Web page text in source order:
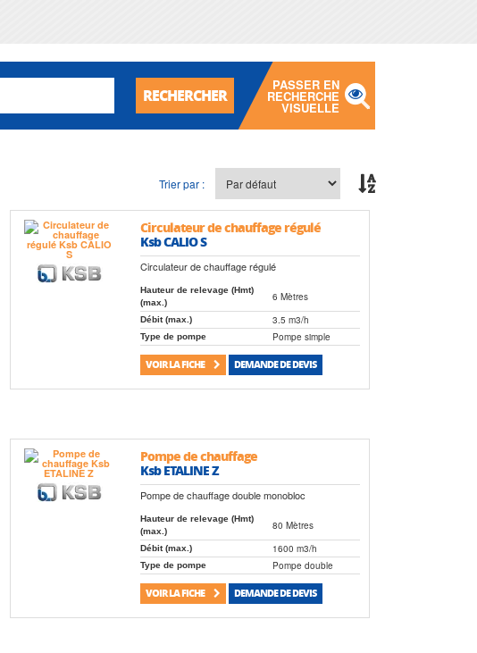
RECHERCHER
PASSER EN
RECHERCHE
VISUELLE
Trier par :
Circulateur de chauffage régulé
Ksb CALIO S
Circulateur de chauffage régulé
Hauteur de relevage (Hmt)
(max.)
6 Mètres
Débit (max.) 3.5 m3/h
Type de pompe Pompe simple
VOIR LA FICHE DEMANDE DE DEVIS
Pompe de chauffage
Ksb ETALINE Z
Pompe de chauffage double monobloc
Hauteur de relevage (Hmt)
(max.)
80 Mètres
Débit (max.) 1600 m3/h
Type de pompe Pompe double
VOIR LA FICHE DEMANDE DE DEVIS